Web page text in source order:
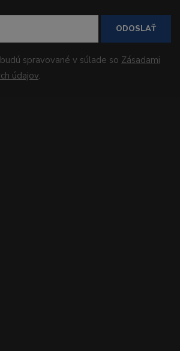
ODOSLAŤ
spravované v súlade so Zásadami
údajov.